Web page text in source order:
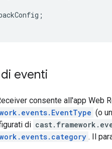
;
di eventi
consente all'app
(o
di
. Il